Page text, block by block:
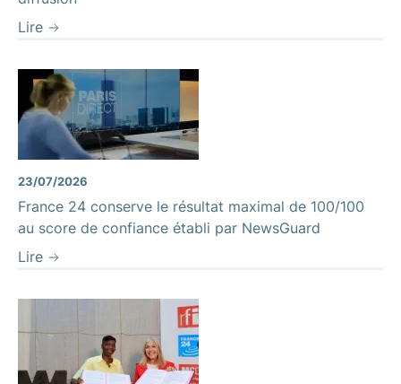
Lire
23/07/2026
France 24 conserve le résultat maximal de 100/100
au score de confiance établi par NewsGuard
Lire